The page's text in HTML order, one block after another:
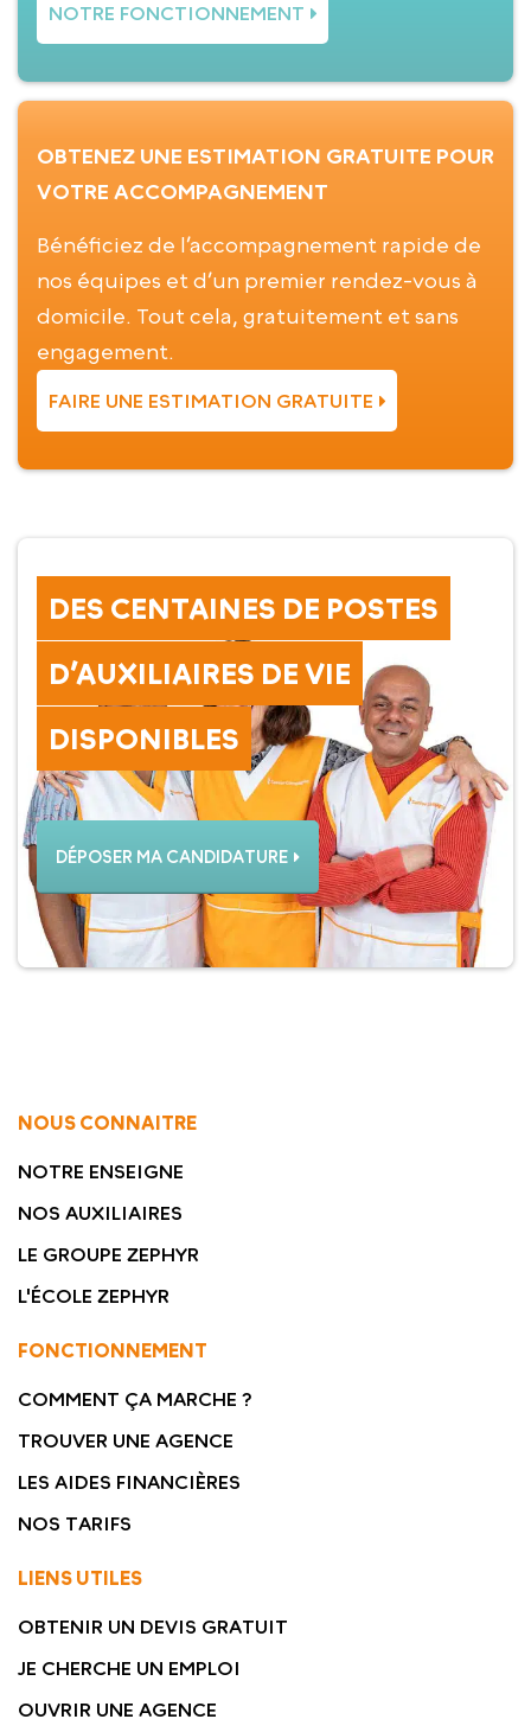
NOTRE FONCTIONNEMENT
OBTENEZ UNE ESTIMATION GRATUITE POUR
VOTRE ACCOMPAGNEMENT
Bénéficiez de l’accompagnement rapide de
nos équipes et d’un premier rendez-vous à
domicile. Tout cela, gratuitement et sans
engagement.
FAIRE UNE ESTIMATION GRATUITE
DES CENTAINES DE POSTES
D’AUXILIAIRES DE VIE
DISPONIBLES
DÉPOSER MA CANDIDATURE
NOUS CONNAITRE
NOTRE ENSEIGNE
NOS AUXILIAIRES
LE GROUPE ZEPHYR
L'ÉCOLE ZEPHYR
FONCTIONNEMENT
COMMENT ÇA MARCHE ?
TROUVER UNE AGENCE
LES AIDES FINANCIÈRES
NOS TARIFS
LIENS UTILES
OBTENIR UN DEVIS GRATUIT
JE CHERCHE UN EMPLOI
OUVRIR UNE AGENCE